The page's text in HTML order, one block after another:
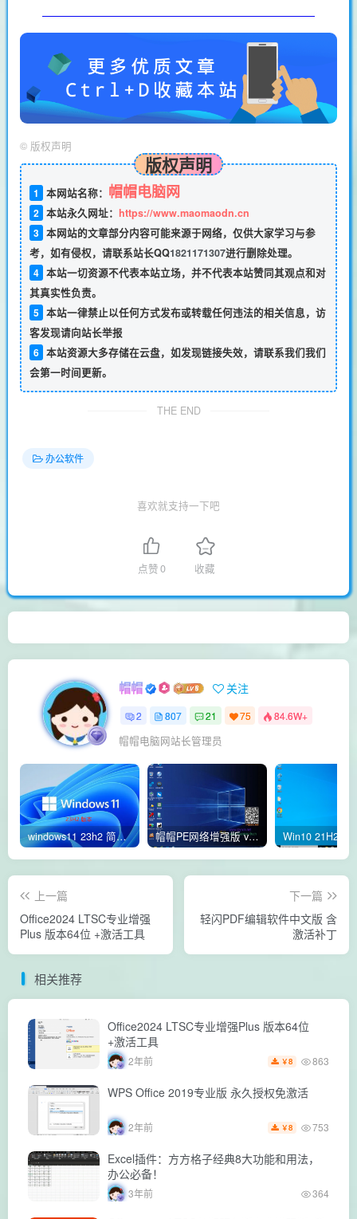
© 版权声明
版权声明
1 本网站名称： 帽帽电脑网
2 本站永久网址： https://www.maomaodn.cn
3 本网站的文章部分内容可能来源于网络，仅供大家学习与参
考，如有侵权，请联系站长QQ1821171307进行删除处理。
4 本站一切资源不代表本站立场，并不代表本站赞同其观点和对
其真实性负责。
5 本站一律禁止以任何方式发布或转载任何违法的相关信息，访
客发现请向站长举报
6 本站资源大多存储在云盘，如发现链接失效，请联系我们我们
会第一时间更新。
THE END
办公软件
喜欢就支持一下吧
点赞0 收藏
帽帽 关注
2 807 21 75 84.6W+
帽帽电脑网站长管理员
windows11 23h2 简体中文版64位 正式版 帽帽PE网络增强版 v2.4版本
上一篇
Office2024 LTSC专业增强
Plus 版本64位 +激活工具
下一篇
轻闪PDF编辑软件中文版 含
激活补丁
相关推荐
Office2024 LTSC专业增强Plus 版本64位
+激活工具
2年前 ￥8 863
WPS Office 2019专业版 永久授权免激活
2年前 ￥8 753
Excel插件：方方格子经典8大功能和用法，
办公必备！
3年前 364